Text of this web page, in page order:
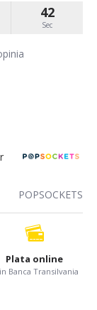
POPSOCKETS
41
Sec
Plata online
Banca Transilvania